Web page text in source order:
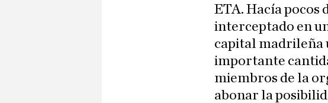
ETA. Hacía pocos
interceptado en
capital madrileña
importante
miembros de la
abonar la